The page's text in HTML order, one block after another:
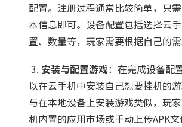
配置。注册过程通常比较简单，只
本信息即可。设备配置包括选择云
置、数量等，玩家需要根据自己的需
3. 安装与配置游戏：在完成设备配
以在云手机中安装自己想要挂机的
与在本地设备上安装游戏类似，玩
机内置的应用市场或手动上传APK